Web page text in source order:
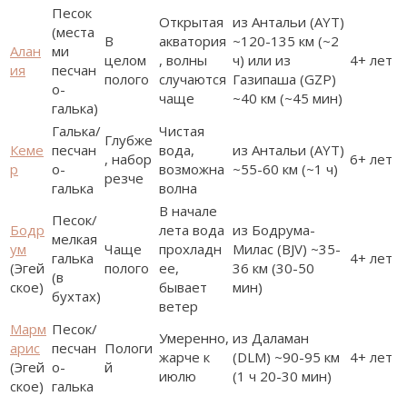
Алан
ия
Песок
(места
ми
песчан
о-
галька)
В
целом
полого
Открытая
акватория
, волны
случаются
чаще
из Антальи (AYT)
~120-135 км (~2
ч) или из
Газипаша (GZP)
~40 км (~45 мин)
4+ лет
Кеме
р
Галька/
песчан
о-
галька
Глубже
, набор
резче
Чистая
вода,
возможна
волна
из Антальи (AYT)
~55-60 км (~1 ч)
6+ лет
Бодр
ум
(Эгей
ское)
Песок/
мелкая
галька
(в
бухтах)
Чаще
полого
В начале
лета вода
прохладн
ее,
бывает
ветер
из Бодрума-
Милас (BJV) ~35-
36 км (30-50
мин)
4+ лет
Марм
арис
(Эгей
ское)
Песок/
песчан
о-
галька
Пологи
й
Умеренно,
жарче к
июлю
из Даламан
(DLM) ~90-95 км
(1 ч 20-30 мин)
4+ лет